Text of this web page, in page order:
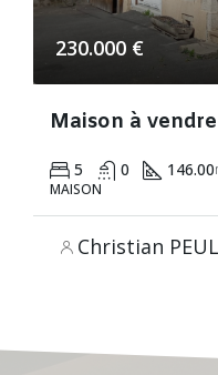
230.000 €
Maison à
5 0 146.00
MAISON
Christian